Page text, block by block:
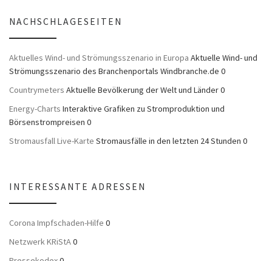
NACHSCHLAGESEITEN
Aktuelles Wind- und Strömungsszenario in Europa Aktuelle Wind- und
Strömungsszenario des Branchenportals Windbranche.de 0
Countrymeters Aktuelle Bevölkerung der Welt und Länder 0
Energy-Charts Interaktive Grafiken zu Stromproduktion und
Börsenstrompreisen 0
Stromausfall Live-Karte Stromausfälle in den letzten 24 Stunden 0
INTERESSANTE ADRESSEN
Corona Impfschaden-Hilfe 0
Netzwerk KRiStA0